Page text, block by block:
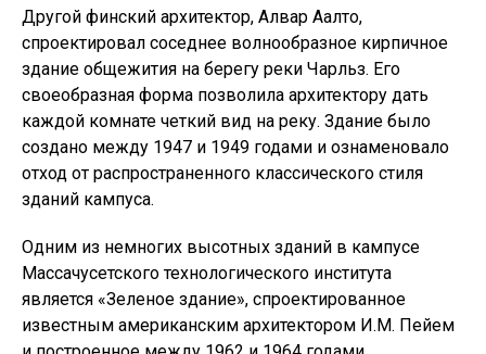
Другой финский архитектор, Алвар Аалто,
спроектировал соседнее волнообразное кирпичное
здание общежития на берегу реки Чарльз. Его
своеобразная форма позволила архитектору дать
каждой комнате четкий вид на реку. Здание было
создано между 1947 и 1949 годами и ознаменовало
отход от распространенного классического стиля
зданий кампуса.
Одним из немногих высотных зданий в кампусе
Массачусетского технологического института
является «Зеленое здание», спроектированное
известным американским архитектором И.М. Пейем